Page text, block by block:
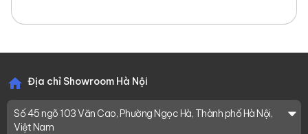
Địa chỉ Showroom Hà Nội
Số 45 ngõ 103 Văn Cao, Phường Ngọc Hà, Thành phố Hà Nội,
Việt Nam